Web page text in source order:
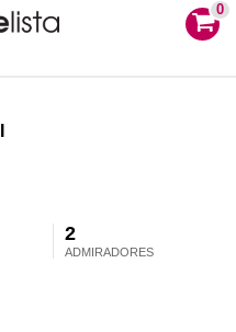
0
2
ADMIRADORES